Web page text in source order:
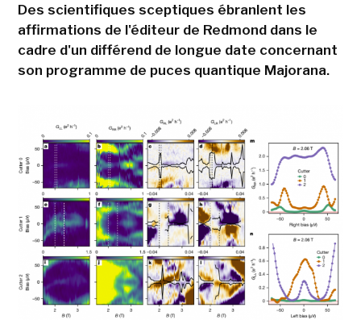
Des scientifiques sceptiques ébranlent les
affirmations de l'éditeur de Redmond dans le
cadre d'un différend de longue date concernant
son programme de puces quantique Majorana.